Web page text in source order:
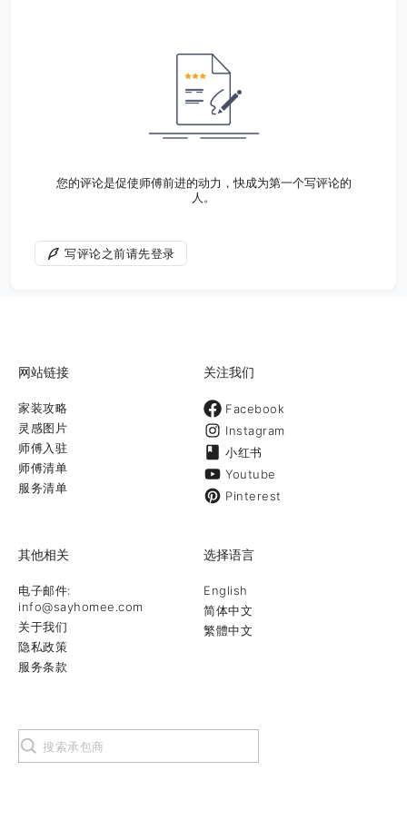
您的评论是促使师傅前进的动力，快成为第一个写评论的
人。
写评论之前请先登录
网站链接
家装攻略
灵感图片
师傅入驻
师傅清单
服务清单
关注我们
Facebook
Instagram
小红书
Youtube
Pinterest
其他相关
电子邮件:
info@sayhomee.com
关于我们
隐私政策
服务条款
选择语言
English
简体中文
繁體中文